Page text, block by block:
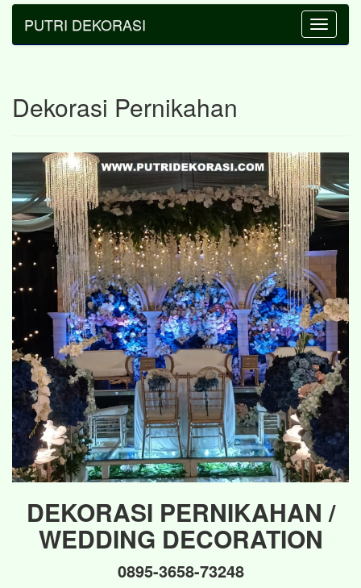
Toggle
PUTRI DEKORASI
Dekorasi Pernikahan
DEKORASI PERNIKAHAN /
WEDDING DECORATION
0895-3658-73248